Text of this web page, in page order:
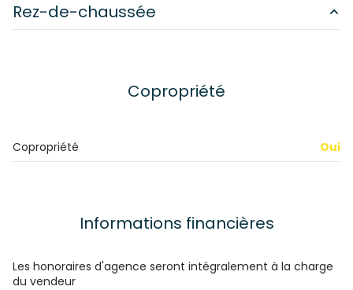
Rez-de-chaussée
terrasse
55 m²
Copropriété
Copropriété Oui
Informations financières
Les honoraires d'agence seront intégralement à la charge
du vendeur